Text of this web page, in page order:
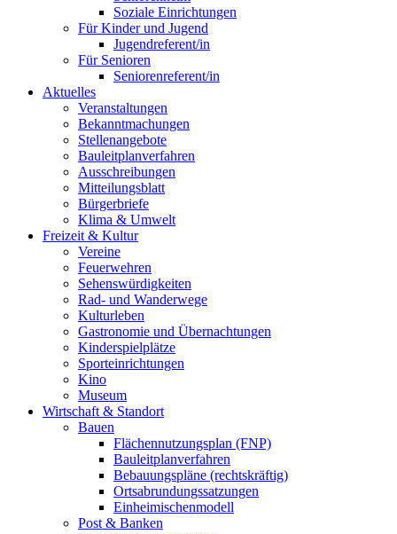
Soziale Einrichtungen
Für Kinder und Jugend
Jugendreferent/in
Für Senioren
Seniorenreferent/in
Aktuelles
Veranstaltungen
Bekanntmachungen
Stellenangebote
Bauleitplanverfahren
Ausschreibungen
Mitteilungsblatt
Bürgerbriefe
Klima & Umwelt
Freizeit & Kultur
Vereine
Feuerwehren
Sehenswürdigkeiten
Rad- und Wanderwege
Kulturleben
Gastronomie und Übernachtungen
Kinderspielplätze
Sporteinrichtungen
Kino
Museum
Wirtschaft & Standort
Bauen
Flächennutzungsplan (FNP)
Bauleitplanverfahren
Bebauungspläne (rechtskräftig)
Ortsabrundungssatzungen
Einheimischenmodell
Post & Banken